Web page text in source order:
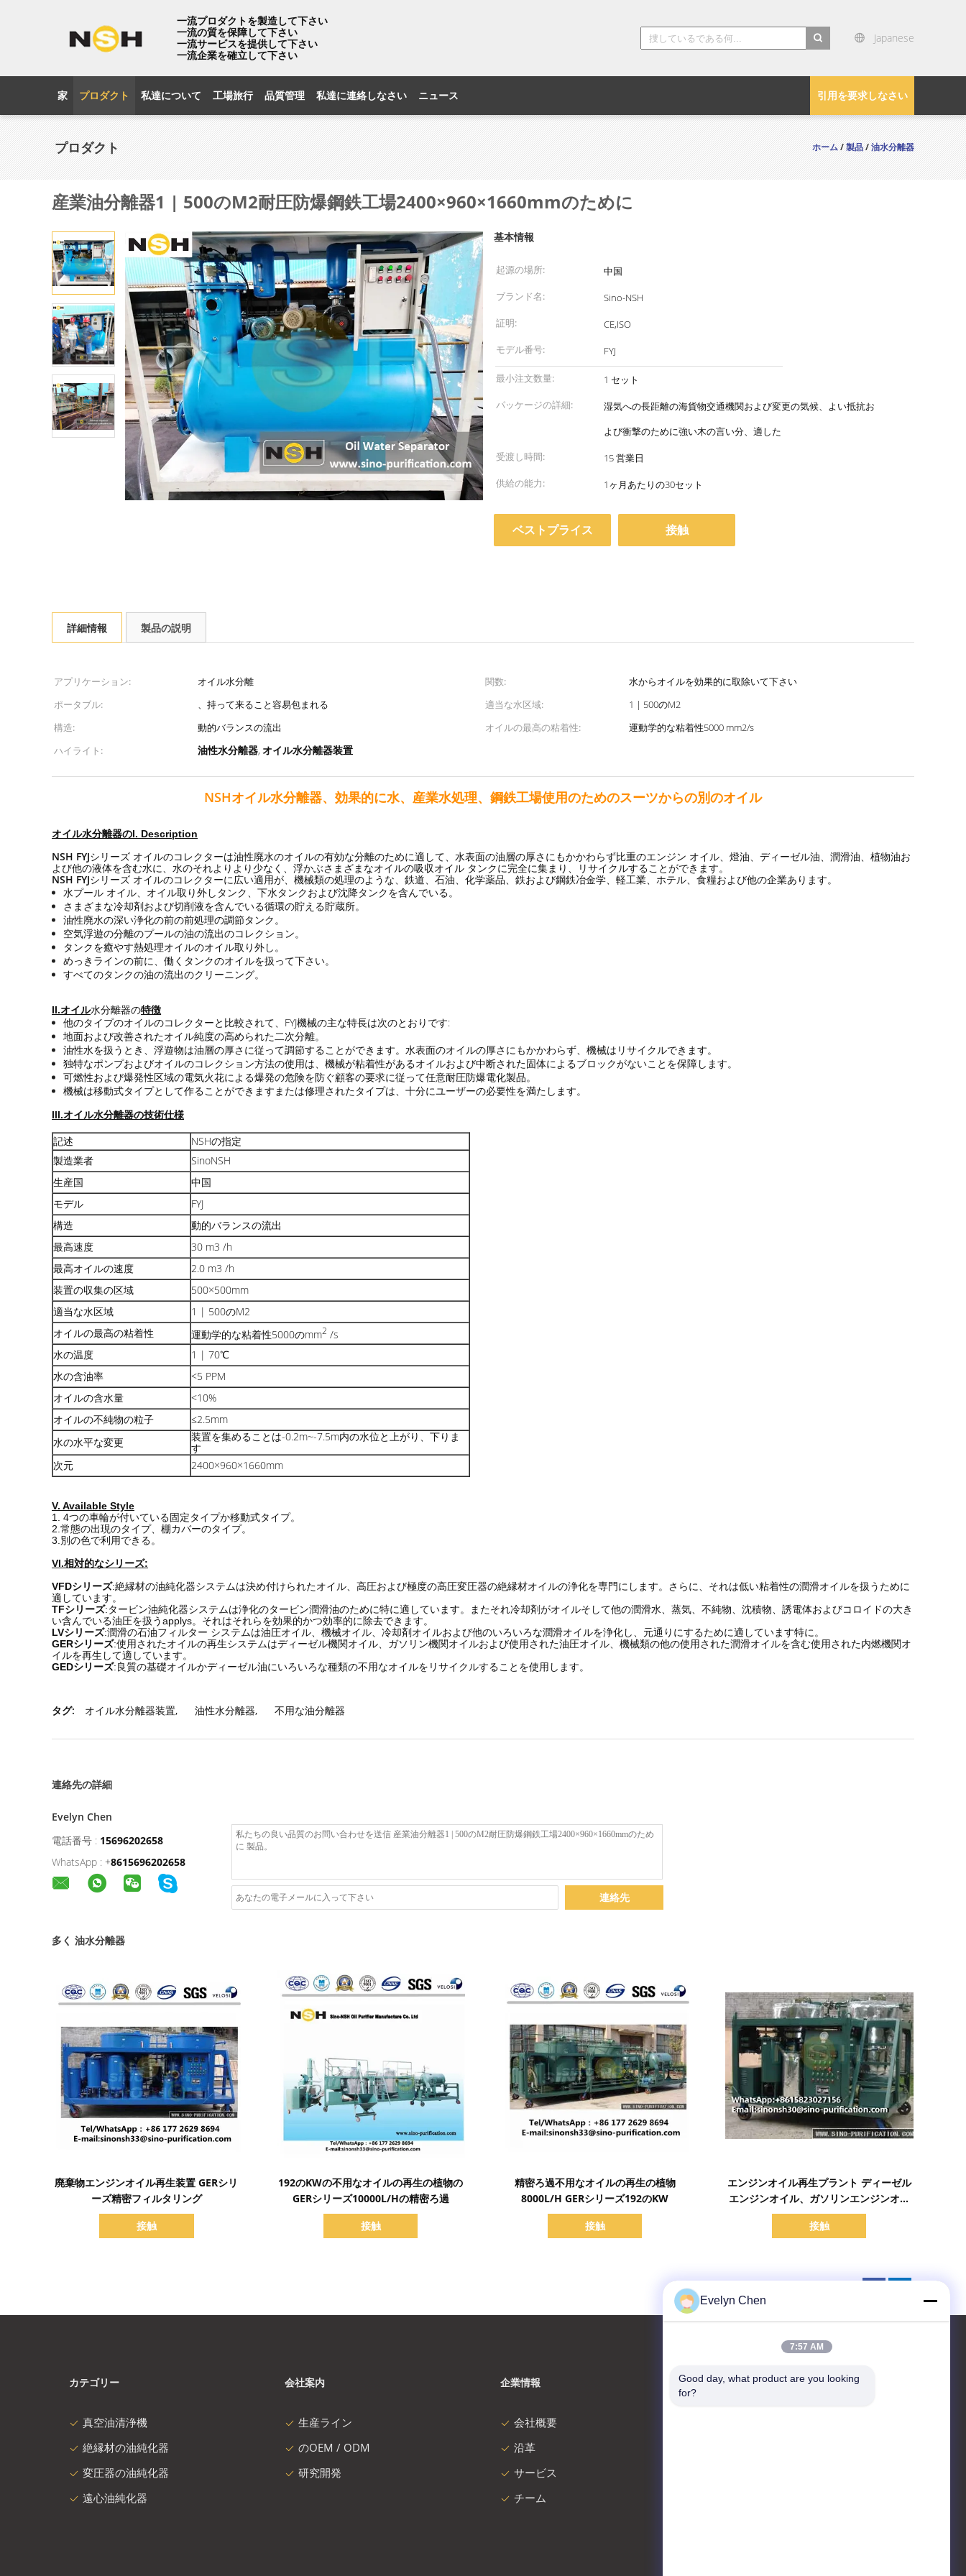
一流プロダクトを製造して下さい
一流の質を保障して下さい
一流サービスを提供して下さい
一流企業を確立して下さい
Japanese
引用を要求しなさい
家 プロダクト 私達について 工場旅行 品質管理 私達に連絡しなさい ニュース
プロダクト ホーム/製品/油水分離器
産業油分離器1 | 500のM2耐圧防爆鋼鉄工場2400×960×1660mmのために
基本情報
起源の場所:
中国
ブランド名:
Sino-NSH
証明:
CE,ISO
モデル番号:
FYJ
最小注文数量:
1 セット
パッケージの詳細:
湿気への長距離の海貨物交通機関および変更の気候、よい抵抗お
よび衝撃のために強い木の言い分、適した
受渡し時間:
15 営業日
供給の能力:
1ヶ月あたりの30セット
ベストプライス 接触
詳細情報 製品の説明
アプリケーション: オイル水分離 関数:
水からオイルを効果的に取除いて下さい
ポータブル:
、持って来ること容易包まれる 適当な水区域:
1 | 500のM2
構造:
動的バランスの流出 オイルの最高の粘着性:
運動学的な粘着性5000 mm2/s
ハイライト:
油性水分離器, オイル水分離器装置
NSHオイル水分離器、効果的に水、産業水処理、鋼鉄工場使用のためのスーツからの別のオイル
オイル水分離器のI. Description
NSH FYJシリーズ オイルのコレクターは油性廃水のオイルの有効な分離のために適して、水表面の油層の厚さにもかかわらず比重のエンジン オイル、燈油、ディーゼル油、潤滑油、植物油お
よび他の液体を含む水に、水のそれよりより少なく、浮かぶさまざまなオイルの吸収オイル タンクに完全に集まり、リサイクルすることができます。
NSH FYJシリーズ オイルのコレクターに広い適用が、機械類の処理のような、鉄道、石油、化学薬品、鉄および鋼鉄冶金学、軽工業、ホテル、食糧および他の企業あります。
水プール オイル、オイル取り外しタンク、下水タンクおよび沈降タンクを含んでいる。
さまざまな冷却剤および切削液を含んでいる循環の貯える貯蔵所。
油性廃水の深い浄化の前の前処理の調節タンク。
空気浮遊の分離のプールの油の流出のコレクション。
タンクを癒やす熱処理オイルのオイル取り外し。
めっきラインの前に、働くタンクのオイルを扱って下さい。
すべてのタンクの油の流出のクリーニング。
II.オイル水分離器の特徴
他のタイプのオイルのコレクターと比較されて、FYJ機械の主な特長は次のとおりです:
地面および改善されたオイル純度の高められた二次分離。
油性水を扱うとき、浮遊物は油層の厚さに従って調節することができます。水表面のオイルの厚さにもかかわらず、機械はリサイクルできます。
独特なポンプおよびオイルのコレクション方法の使用は、機械が粘着性があるオイルおよび中断された固体によるブロックがないことを保障します。
可燃性および爆発性区域の電気火花による爆発の危険を防ぐ顧客の要求に従って任意耐圧防爆電化製品。
機械は移動式タイプとして作ることができますまたは修理されたタイプは、十分にユーザーの必要性を満たします。
III.オイル水分離器の技術仕様
記述
NSHの指定
製造業者
SinoNSH
生産国
中国
モデル
FYJ
構造
動的バランスの流出
最高速度
30 m3 /h
最高オイルの速度
2.0 m3 /h
装置の収集の区域
500×500mm
適当な水区域
1 | 500のM2
オイルの最高の粘着性
運動学的な粘着性5000のmm2 /s
水の温度
1 | 70℃
水の含油率
<5 PPM
オイルの含水量
<10%
オイルの不純物の粒子
≤2.5mm
水の水平な変更
装置を集めることは-0.2m~-7.5m内の水位と上がり、下りま
す
次元
2400×960×1660mm
V. Available Style
1. 4つの車輪が付いている固定タイプか移動式タイプ。
2.常態の出現のタイプ、棚カバーのタイプ。
3.別の色で利用できる。
VI.相対的なシリーズ:
VFDシリーズ:絶縁材の油純化器システムは決め付けられたオイル、高圧および極度の高圧変圧器の絶縁材オイルの浄化を専門にします。さらに、それは低い粘着性の潤滑オイルを扱うために
適しています。
TFシリーズ:タービン油純化器システムは浄化のタービン潤滑油のために特に適しています。またそれ冷却剤がオイルそして他の潤滑水、蒸気、不純物、沈積物、誘電体およびコロイドの大き
い含んでいる油圧を扱うapplys。それはそれらを効果的かつ効率的に除去できます。
LVシリーズ:潤滑の石油フィルター システムは油圧オイル、機械オイル、冷却剤オイルおよび他のいろいろな潤滑オイルを浄化し、元通りにするために適しています特に。
GERシリーズ:使用されたオイルの再生システムはディーゼル機関オイル、ガソリン機関オイルおよび使用された油圧オイル、機械類の他の使用された潤滑オイルを含む使用された内燃機関オ
イルを再生して適しています。
GEDシリーズ:良質の基礎オイルかディーゼル油にいろいろな種類の不用なオイルをリサイクルすることを使用します。
タグ: オイル水分離器装置, 油性水分離器, 不用な油分離器
連絡先の詳細
Evelyn Chen
電話番号 : 15696202658
WhatsApp : +8615696202658
連絡先
多く 油水分離器
詳細を表示
廃棄物エンジンオイル再生装置 GERシリ
ーズ精密フィルタリング
接触
192のKWの不用なオイルの再生の植物の
GERシリーズ10000L/Hの精密ろ過
接触
精密ろ過不用なオイルの再生の植物
8000L/H GERシリーズ192のKW
接触
詳細を表示
エンジンオイル再生プラント ディーゼル
エンジンオイル、ガソリンエンジンオイ
ル、モーターオイル、油圧オイル、潤滑
油のろ過クリーナー 2000-10000 リット
接触
カテゴリー
真空油清浄機
絶縁材の油純化器
変圧器の油純化器
遠心油純化器
会社案内
生産ライン
のOEM / ODM
研究開発
企業情報
会社概要
沿革
サービス
チーム
お問い合わせ
Evelyn Chen
7:57 AM
Good day, what product are you looking
for?